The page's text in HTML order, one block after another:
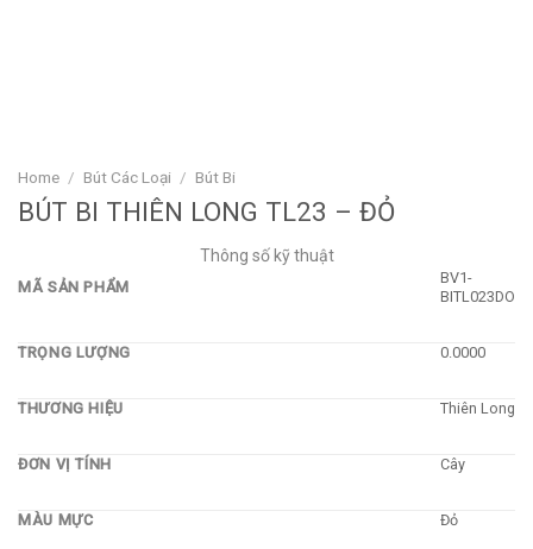
Home / Bút Các Loại / Bút Bi
BÚT BI THIÊN LONG TL23 – ĐỎ
Thông số kỹ thuật
MÃ SẢN PHẨM
BV1-
BITL023DO
TRỌNG LƯỢNG 0.0000
THƯƠNG HIỆU Thiên Long
ĐƠN VỊ TÍNH Cây
MÀU MỰC Đỏ